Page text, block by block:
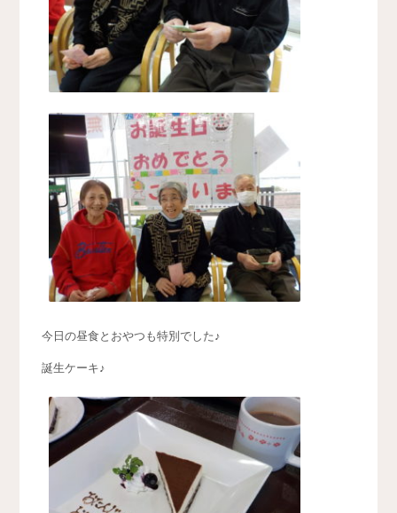
今日の昼食とおやつも特別でした♪
誕生ケーキ♪